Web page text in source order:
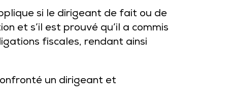
si le dirigeant de fait ou de
et s’il est prouvé qu’il a commis
fiscales, rendant ainsi
un dirigeant et